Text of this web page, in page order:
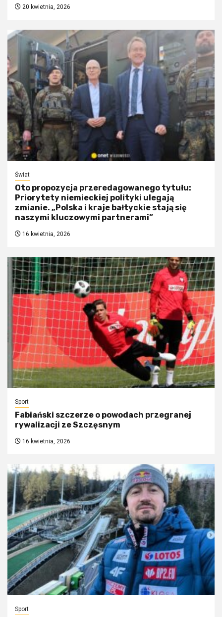
20 kwietnia, 2026
Świat
Oto propozycja przeredagowanego tytułu:
Priorytety niemieckiej polityki ulegają
zmianie. „Polska i kraje bałtyckie stają się
naszymi kluczowymi partnerami”
16 kwietnia, 2026
Sport
Fabiański szczerze o powodach przegranej
rywalizacji ze Szczęsnym
16 kwietnia, 2026
Sport